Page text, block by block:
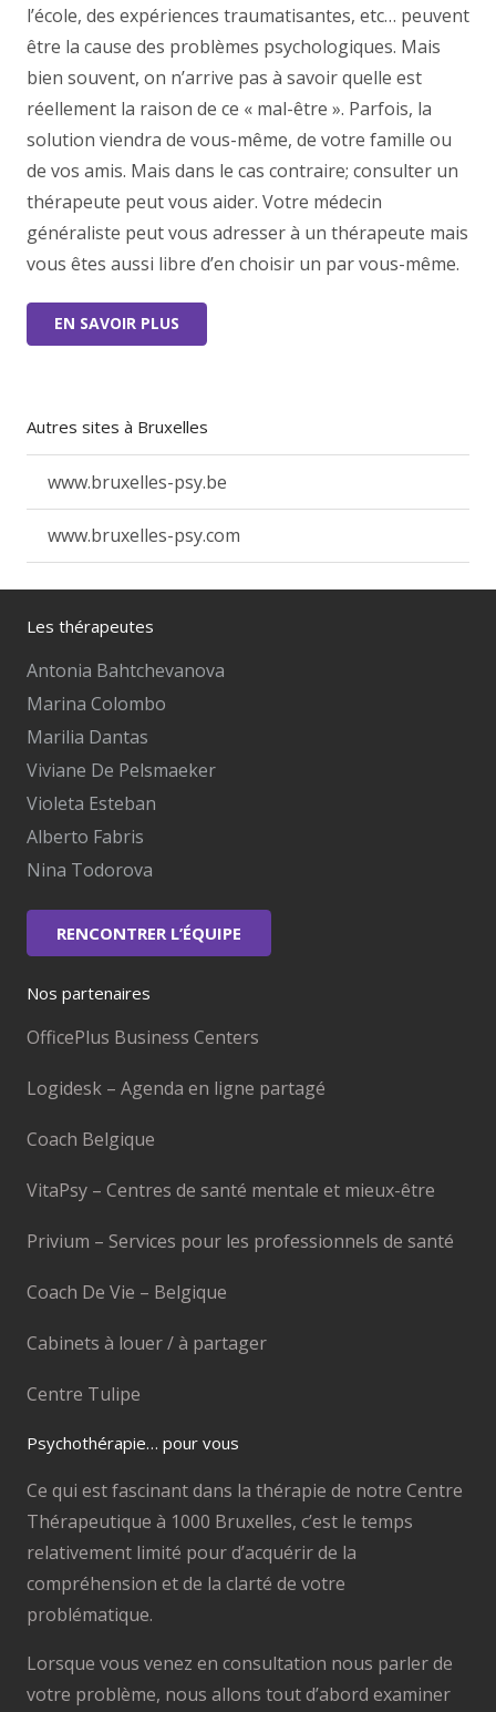
l’école, des expériences traumatisantes, etc… peuvent
être la cause des problèmes psychologiques. Mais
bien souvent, on n’arrive pas à savoir quelle est
réellement la raison de ce « mal-être ». Parfois, la
solution viendra de vous-même, de votre famille ou
de vos amis. Mais dans le cas contraire; consulter un
thérapeute peut vous aider. Votre médecin
généraliste peut vous adresser à un thérapeute mais
vous êtes aussi libre d’en choisir un par vous-même.
EN SAVOIR PLUS
Autres sites à Bruxelles
www.bruxelles-psy.be
www.bruxelles-psy.com
Les thérapeutes
Antonia Bahtchevanova
Marina Colombo
Marilia Dantas
Viviane De Pelsmaeker
Violeta Esteban
Alberto Fabris
Nina Todorova
RENCONTRER L’ÉQUIPE
Nos partenaires
OfficePlus Business Centers
Logidesk – Agenda en ligne partagé
Coach Belgique
VitaPsy – Centres de santé mentale et mieux-être
Privium – Services pour les professionnels de santé
Coach De Vie – Belgique
Cabinets à louer / à partager
Centre Tulipe
Psychothérapie… pour vous
Ce qui est fascinant dans la thérapie de notre Centre
Thérapeutique à 1000 Bruxelles, c’est le temps
relativement limité pour d’acquérir de la
compréhension et de la clarté de votre
problématique.
Lorsque vous venez en consultation nous parler de
votre problème, nous allons tout d’abord examiner